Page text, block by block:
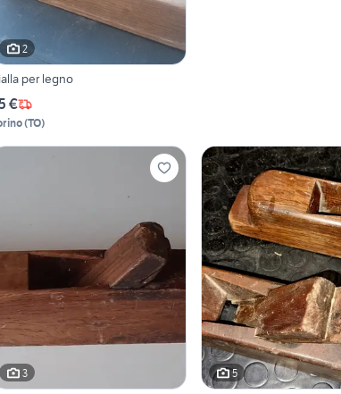
2
per legno
€
(TO)
3 5